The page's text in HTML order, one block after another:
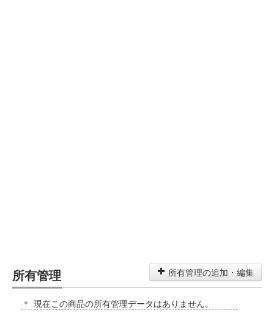
所有管理 所有管理の追加・編集
現在この商品の所有管理データはありません。